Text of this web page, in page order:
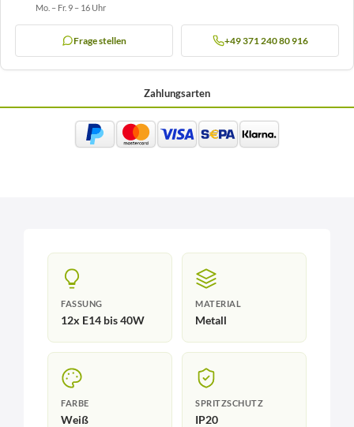
Mo. – Fr. 9 – 16 Uhr
Frage stellen +49 371 240 80 916
Zahlungsarten
FASSUNG
12x E14 bis 40W
MATERIAL
Metall
FARBE
Weiß
SPRITZSCHUTZ
IP20